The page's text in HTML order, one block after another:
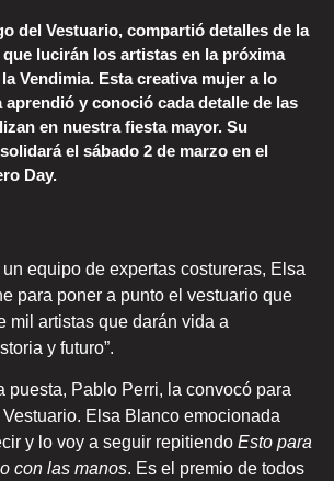
del Vestuario, compartió detalles de la
lucirán los artistas en la próxima
Vendimia. Esta creativa mujer a lo
aprendió y conoció cada detalle de las
en nuestra fiesta mayor. Su
el sábado 2 de marzo en el
Day.
equipo de expertas costureras, Elsa
para poner a punto el vestuario que
mil artistas que darán vida a
y futuro”.
puesta, Pablo Perri, la convocó para
Elsa Blanco emocionada
y lo voy a seguir repitiendo Esto para
con las manos. Es el premio de todos